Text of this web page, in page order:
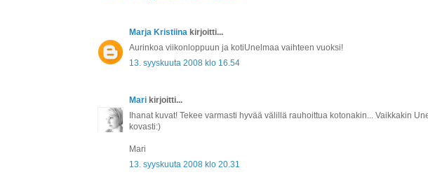
Marja Kristiina kirjoitti...
Aurinkoa viikonloppuun ja kotiUnelmaa vaihteen vuoksi!
13. syyskuuta 2008 klo 16.54
Mari kirjoitti...
Ihanat kuvat! Tekee varmasti hyvää välillä rauhoittua kotonakin... Vaikkakin
kovasti:)
Mari
13. syyskuuta 2008 klo 20.31